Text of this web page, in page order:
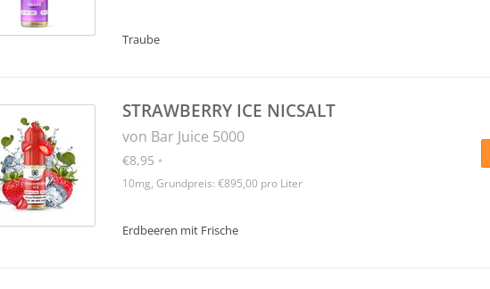
Traube
STRAWBERRY ICE NICSALT
von Bar Juice 5000
€8,95 *
10mg, Grundpreis: €895,00 pro Liter
Erdbeeren mit Frische